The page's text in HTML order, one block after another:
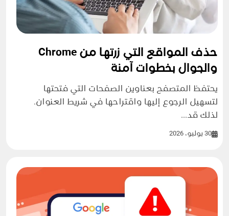
حذف المواقع التي زرتها من Chrome
والجوال بخطوات آمنة
يحتفظ المتصفح بعناوين الصفحات التي فتحتها
لتسهيل الرجوع إليها واقتراحها في شريط العنوان.
لذلك قد...
30 يوليو، 2026